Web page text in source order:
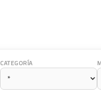
CATEGORÍA